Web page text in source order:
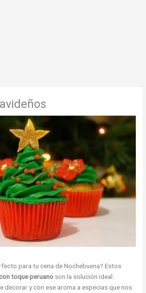
para tu cena de Nochebuena? Estos
toque peruano son la solución ideal:
decorar y con ese aroma a especias que nos